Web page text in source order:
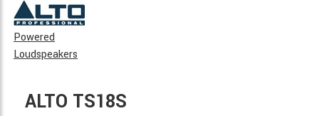
Powered
Loudspeakers
ALTO TS18S